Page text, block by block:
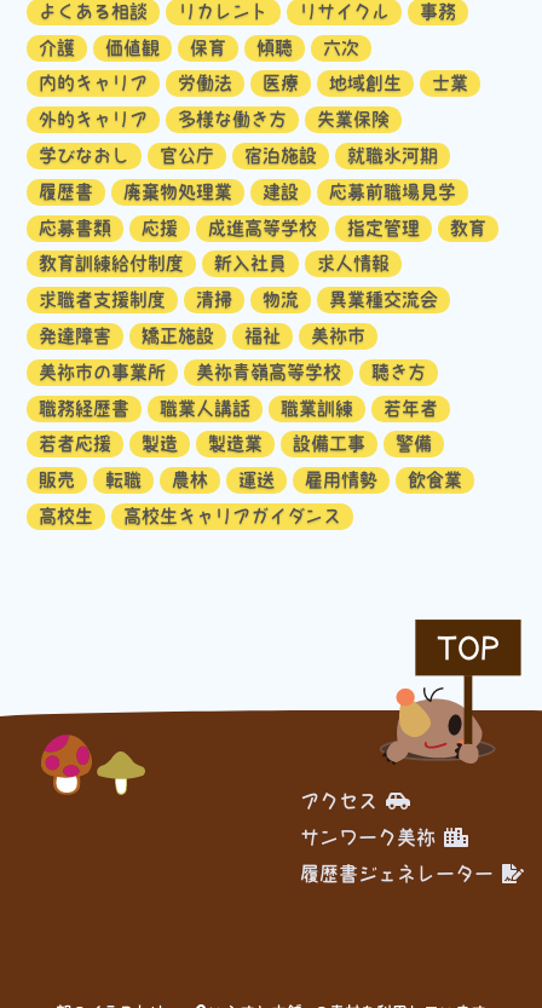
よくある相談
リカレント リサイクル
事務
介護
価値観 保育 傾聴
六次
内的キャリア
労働法 医療 地域創生
士業
外的キャリア
多様な働き方
失業保険
学びなおし
官公庁 宿泊施設
就職氷河期
履歴書
廃棄物処理業 建設
応募前職場見学
応募書類
応援 成進高等学校 指定管理
教育
教育訓練給付制度
新入社員
求人情報
求職者支援制度
清掃 物流
異業種交流会
発達障害
矯正施設 福祉
美祢市
美祢市の事業所
美祢青嶺高等学校
聴き方
職務経歴書
職業人講話 職業訓練
若年者
若者応援
製造 製造業 設備工事
警備
販売
転職 農林 運送 雇用情勢
飲食業
高校生
高校生キャリアガイダンス
TOP
アクセス
サンワーク美祢
履歴書ジェネレーター